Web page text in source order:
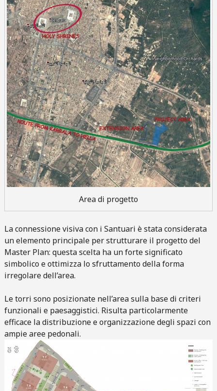
Area di progetto
La connessione visiva con i Santuari è stata considerata
un elemento principale per strutturare il progetto del
Master Plan: questa scelta ha un forte significato
simbolico e ottimizza lo sfruttamento della forma
irregolare dell’area.
Le torri sono posizionate nell’area sulla base di criteri
funzionali e paesaggistici. Risulta particolarmente
efficace la distribuzione e organizzazione degli spazi con
ampie aree pedonali.